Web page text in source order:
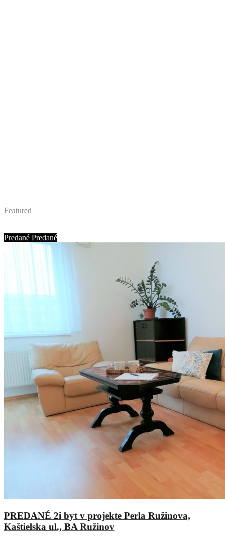
Featured
Predané Predané
PREDANÉ 2i byt v projekte Perla Ružinova,
Kaštielska ul., BA Ružinov